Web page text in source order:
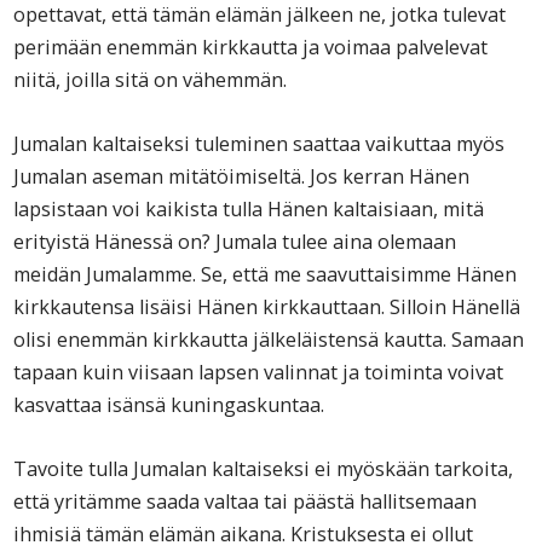
opettavat, että tämän elämän jälkeen ne, jotka tulevat
perimään enemmän kirkkautta ja voimaa palvelevat
niitä, joilla sitä on vähemmän.
Jumalan kaltaiseksi tuleminen saattaa vaikuttaa myös
Jumalan aseman mitätöimiseltä. Jos kerran Hänen
lapsistaan voi kaikista tulla Hänen kaltaisiaan, mitä
erityistä Hänessä on? Jumala tulee aina olemaan
meidän Jumalamme. Se, että me saavuttaisimme Hänen
kirkkautensa lisäisi Hänen kirkkauttaan. Silloin Hänellä
olisi enemmän kirkkautta jälkeläistensä kautta. Samaan
tapaan kuin viisaan lapsen valinnat ja toiminta voivat
kasvattaa isänsä kuningaskuntaa.
Tavoite tulla Jumalan kaltaiseksi ei myöskään tarkoita,
että yritämme saada valtaa tai päästä hallitsemaan
ihmisiä tämän elämän aikana. Kristuksesta ei ollut